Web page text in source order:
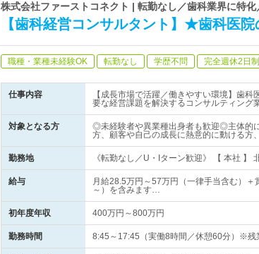
株式会社ファーストコネクト | 転勤なし／歯科業界に特
【歯科経営コンサルタント】★歯科医
職種・業種未経験OK 転勤なし 学歴不問 完全週休2日制
仕事内容
【成長市場で活躍／働きやすい環境】歯
要な経営課題を解決するコンサルティング
対象となる方
◎未経験者や異業種出身者も歓迎◎主体的
方、顧客や自己の成長に熱意的に動ける方
勤務地 《転勤なし／U・Iターン歓迎》 【 本社
給与
月給28.5万円～57万円（一律手当含む）
～）を含みます…
初年度年収 400万円～800万円
勤務時間 8:45～17:45（実働8時間／休憩60分）※